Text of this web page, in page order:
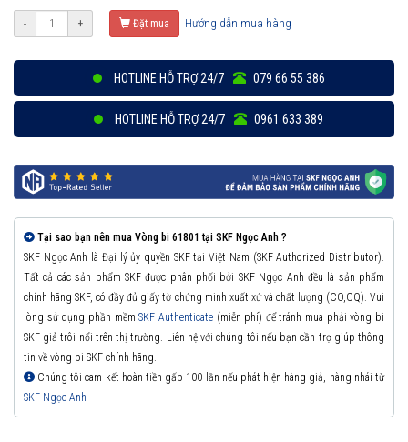
- + Đặt mua Hướng dẫn mua hàng
HOTLINE HỖ TRỢ 24/7 079 66 55 386
HOTLINE HỖ TRỢ 24/7 0961 633 389
Tại sao bạn nên mua Vòng bi 61801 tại SKF Ngọc Anh ?
SKF Ngọc Anh là Đại lý ủy quyền SKF tại Việt Nam (SKF Authorized Distributor).
Tất cả các sản phẩm SKF được phân phối bởi SKF Ngọc Anh đều là sản phẩm
chính hãng SKF, có đầy đủ giấy tờ chứng minh xuất xứ và chất lượng (CO,CQ). Vui
lòng sử dụng phần mềmSKF Authenticate(miễn phí) để tránh mua phải vòng bi
SKF giả trôi nổi trên thị trường. Liên hệ với chúng tôi nếu bạn cần trợ giúp thông
tin về vòng bi SKF chính hãng.
Chúng tôi cam kết hoàn tiền gấp 100 lần nếu phát hiện hàng giả, hàng nhái từ
SKF Ngọc Anh